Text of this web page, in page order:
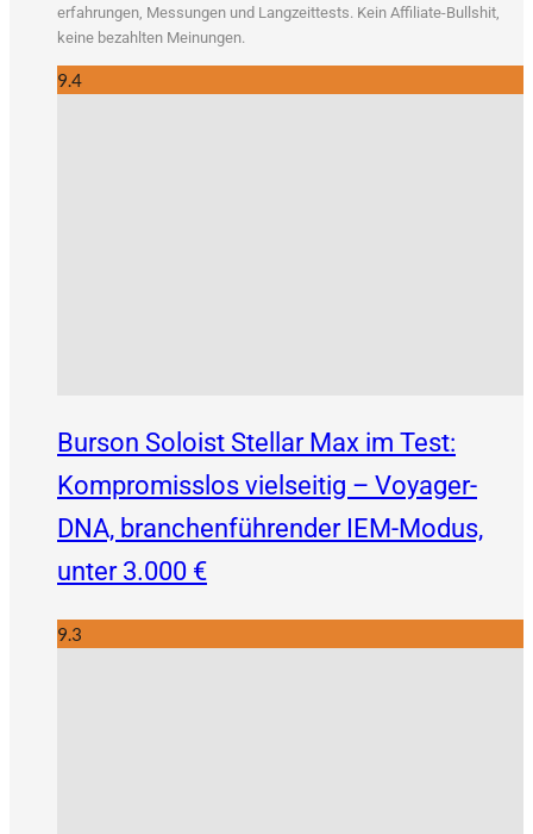
erfah­run­gen, Mes­sun­gen und Lang­zeit­tests. Kein Affi­lia­te-Bull­shit,
kei­ne bezahl­ten Meinungen.
9.4
Burson Soloist Stellar Max im Test:
Kompromisslos vielseitig – Voyager-
DNA, branchenführender IEM-Modus,
unter 3.000 €
9.3